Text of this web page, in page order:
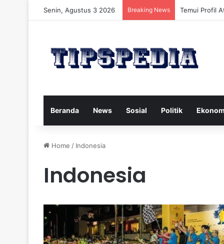
Senin, Agustus 3 2026 Breaking News Temui Profil
Beranda News Sosial Politik
Home / Indonesia
Indonesia